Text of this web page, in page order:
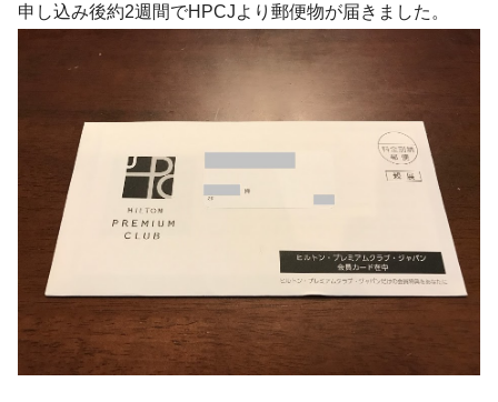
申し込み後約2週間でHPCJより郵便物が届きました。